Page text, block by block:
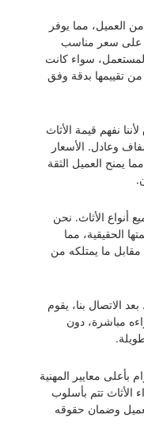
العميل، مما يوفر
على سعر مناسب
سواء كانت
تقييمها بدقة وفق
نفهم قيمة الأثاث
وعادل. الأسعار
يمنح العميل الثقة
أنواع الأثاث. نحن
الحقيقية، مما
ما يمتلكه من
الاتصال بنا، يقوم
مباشرة، دون
معايير المهنية
تتم بأسلوب
وضمان حقوقه